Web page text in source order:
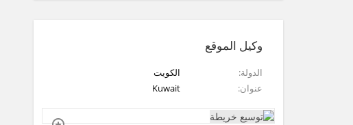
وكيل الموقع
الدولة
الكويت
عنوان
Kuwait